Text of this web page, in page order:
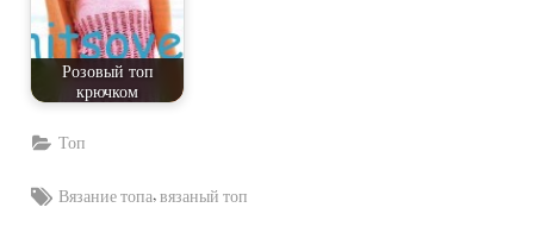
Розовый топ
крючком
Топ
Tags:
Вязание топа,вязаный топ